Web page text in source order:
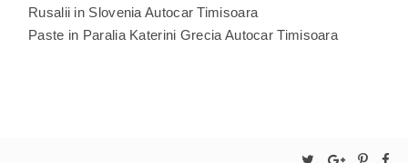
Rusalii in Slovenia Autocar Timisoara
Paste in Paralia Katerini Grecia Autocar Timisoara